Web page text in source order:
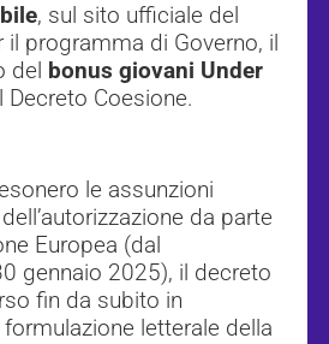
, sul sito ufficiale del
il programma di Governo, il
del bonus giovani Under
Coesione.
le assunzioni
da parte
Europea (dal
gennaio 2025), il decreto
fin da subito in
letterale della